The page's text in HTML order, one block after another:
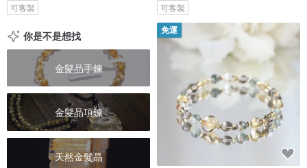
可客製 可客製
你是不是想找
金髮晶手鍊
金髮晶項鍊
天然金髮晶
免運